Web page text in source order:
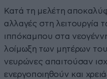
Κατά τη μελέτη
αλλαγές στη λειτουργία
ιππόκαμπου στα
λοίμωξη των μητέρων
νευρώνες απαιτούσαν
ενεργοποιηθούν και